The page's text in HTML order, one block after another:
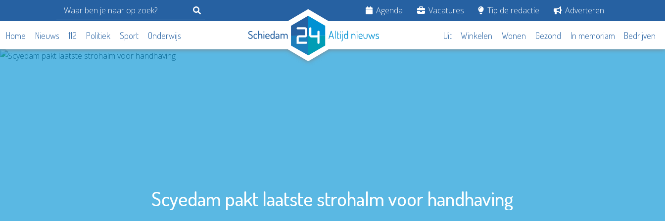
Agenda Vacatures Tip de redactie Adverteren
Home Nieuws 112 Politiek Sport Onderwijs Uit Winkelen Wonen Gezond In memoriam Bedrijven
Scyedam pakt laatste strohalm voor handhaving